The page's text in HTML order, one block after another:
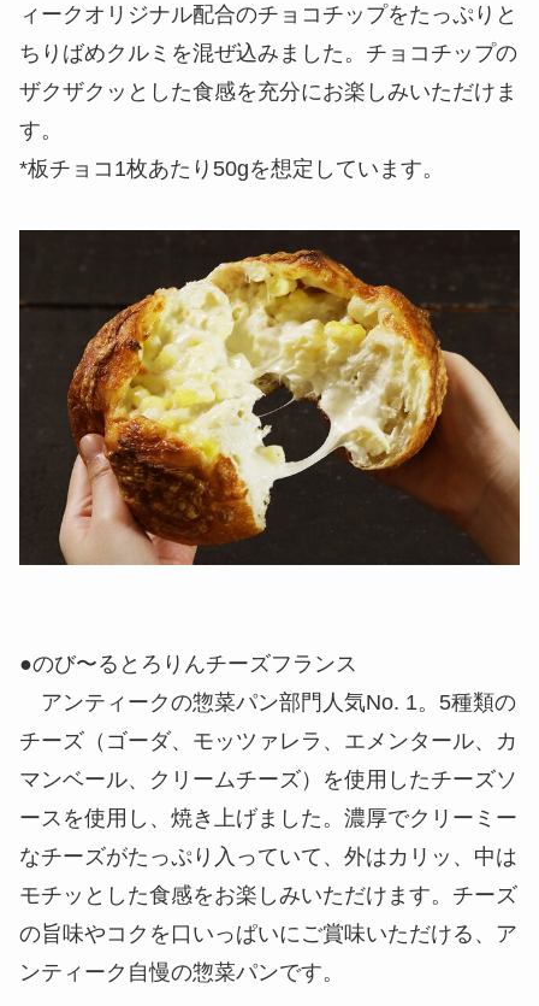
ィークオリジナル配合のチョコチップをたっぷりと
ちりばめクルミを混ぜ込みました。チョコチップの
ザクザクッとした食感を充分にお楽しみいただけま
す。
*板チョコ1枚あたり50gを想定しています。
●のび〜るとろりんチーズフランス
アンティークの惣菜パン部門人気No. 1。5種類の
チーズ（ゴーダ、モッツァレラ、エメンタール、カ
マンベール、クリームチーズ）を使用したチーズソ
ースを使用し、焼き上げました。濃厚でクリーミー
なチーズがたっぷり入っていて、外はカリッ、中は
モチッとした食感をお楽しみいただけます。チーズ
の旨味やコクを口いっぱいにご賞味いただける、ア
ンティーク自慢の惣菜パンです。